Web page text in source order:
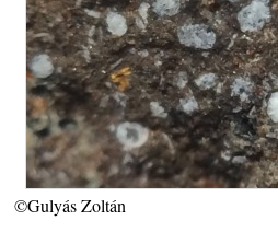
©Gulyás Zoltán